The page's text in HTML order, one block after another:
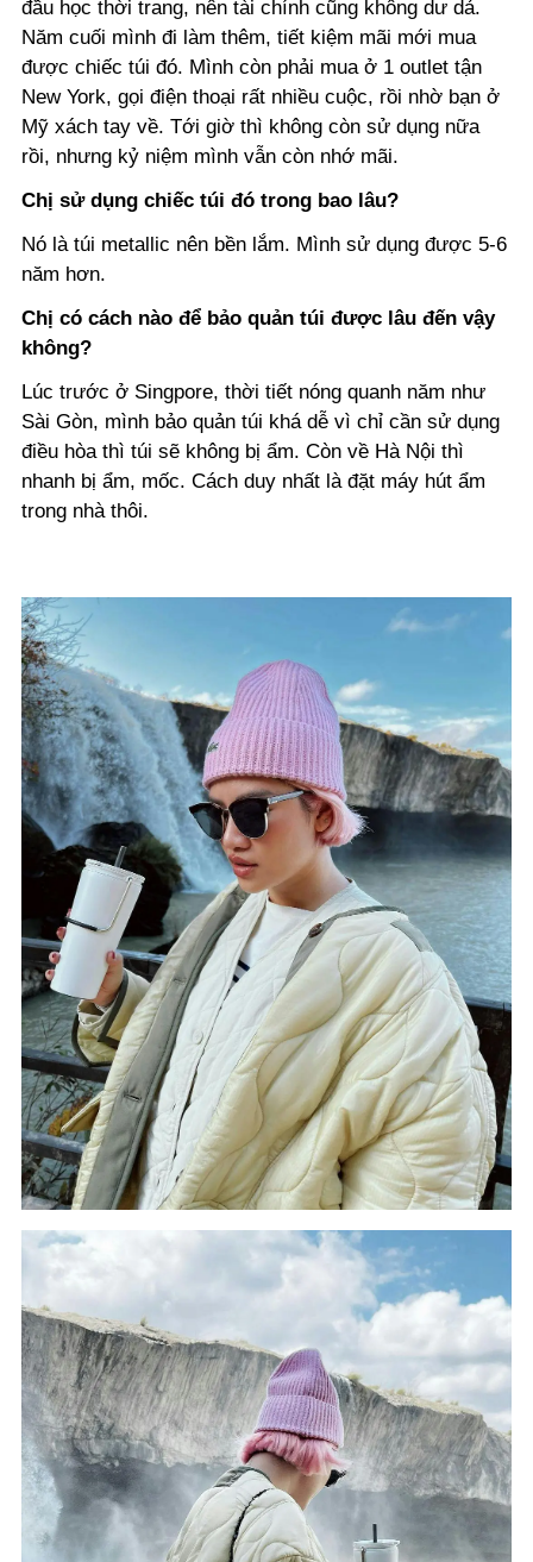
đầu học thời trang, nên tài chính cũng không dư dả.
Năm cuối mình đi làm thêm, tiết kiệm mãi mới mua
được chiếc túi đó. Mình còn phải mua ở 1 outlet tận
New York, gọi điện thoại rất nhiều cuộc, rồi nhờ bạn ở
Mỹ xách tay về. Tới giờ thì không còn sử dụng nữa
rồi, nhưng kỷ niệm mình vẫn còn nhớ mãi.
Chị sử dụng chiếc túi đó trong bao lâu?
Nó là túi metallic nên bền lắm. Mình sử dụng được 5-6
năm hơn.
Chị có cách nào để bảo quản túi được lâu đến vậy
không?
Lúc trước ở Singpore, thời tiết nóng quanh năm như
Sài Gòn, mình bảo quản túi khá dễ vì chỉ cần sử dụng
điều hòa thì túi sẽ không bị ẩm. Còn về Hà Nội thì
nhanh bị ẩm, mốc. Cách duy nhất là đặt máy hút ẩm
trong nhà thôi.